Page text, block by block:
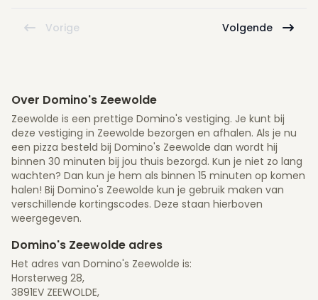
Vorige Volgende
Over Domino's Zeewolde
Zeewolde is een prettige Domino's vestiging. Je kunt bij
deze vestiging in Zeewolde bezorgen en afhalen. Als je nu
een pizza besteld bij Domino's Zeewolde dan wordt hij
binnen 30 minuten bij jou thuis bezorgd. Kun je niet zo lang
wachten? Dan kun je hem als binnen 15 minuten op komen
halen! Bij Domino's Zeewolde kun je gebruik maken van
verschillende kortingscodes. Deze staan hierboven
weergegeven.
Domino's Zeewolde adres
Het adres van Domino's Zeewolde is:
Horsterweg 28,
3891EV ZEEWOLDE,